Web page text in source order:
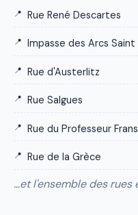
Rue René Descartes
Impasse des Arcs Saint
Rue d'Austerlitz
Rue Salgues
Rue du Professeur
Rue de la Grèce
…et l'ensemble des rues